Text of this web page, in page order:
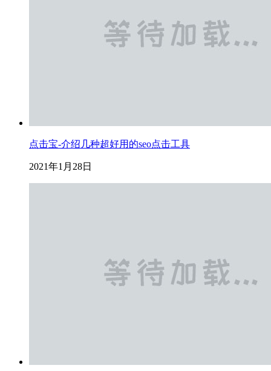
点击宝-介绍几种超好用的seo点击工具
2021年1月28日